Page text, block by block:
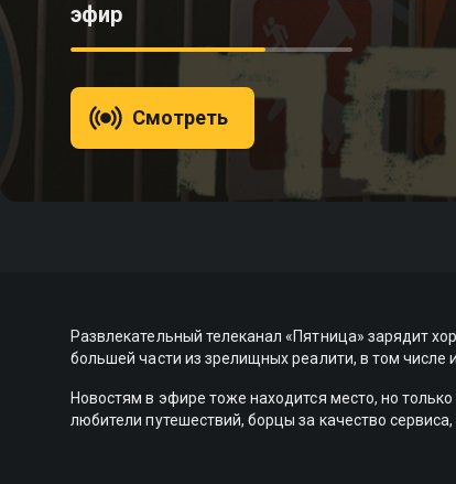
эфир
Смотреть
Развлекательный телеканал «Пятница» зарядит
большей части из зрелищных реалити, в том числе
Новостям в эфире тоже находится место, но
любители путешествий, борцы за качество сервиса,